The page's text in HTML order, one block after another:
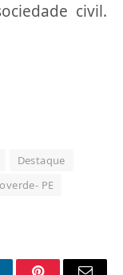
civil.
Destaque
PE